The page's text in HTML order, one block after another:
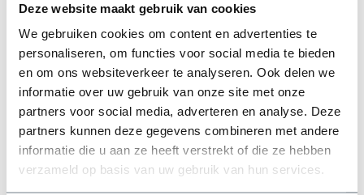
Deze website maakt gebruik van cookies
We gebruiken cookies om content en advertenties te
personaliseren, om functies voor social media te bieden
en om ons websiteverkeer te analyseren. Ook delen we
informatie over uw gebruik van onze site met onze
partners voor social media, adverteren en analyse. Deze
partners kunnen deze gegevens combineren met andere
informatie die u aan ze heeft verstrekt of die ze hebben
verzameld op basis van uw gebruik van hun services.
kleine tuinen als grote landbouwprojecten.
Tyleen koppelingen
: Om je tyleen slangen te verbinden en
vertakkingen te maken, bieden we diverse koppelingen
aan. Of je nu rechte verbindingen, T-stukken of bochten
nodig hebt - wij hebben de juiste koppelingen om je
systeem compleet te maken.
Tyleen draadfittingen: Voor het aansluiten van tyleen
slangen op andere typen leidingen en accessoires zijn
draadfittingen essentieel. Deze fittingen zorgen voor een
betrouwbare en waterdichte aansluiting op bijvoorbeeld
metalen of kunststof leidingen.